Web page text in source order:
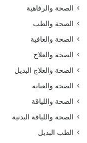
الصحة والرفاهية
الصحة والطب
الصحة والعافية
الصحة والعلاج
الصحة والعلاج البديل
الصحة والعناية
الصحة واللياقة
الصحة واللياقة البدنية
الطب البديل